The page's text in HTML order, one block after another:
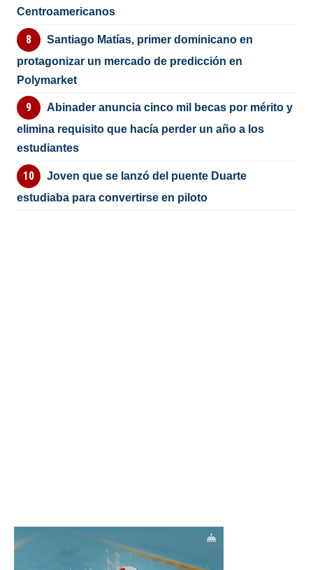
Centroamericanos
Santiago Matías, primer dominicano en
protagonizar un mercado de predicción en
Polymarket
Abinader anuncia cinco mil becas por mérito y
elimina requisito que hacía perder un año a los
estudiantes
Joven que se lanzó del puente Duarte
estudiaba para convertirse en piloto